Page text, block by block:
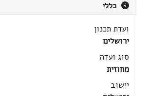
כללי
ועדת תכנון
ירושלים
סוג ועדה
מחוזית
יישוב